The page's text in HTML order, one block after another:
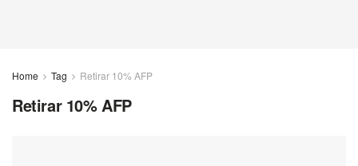
Home Tag Retirar 10% AFP
Retirar 10% AFP